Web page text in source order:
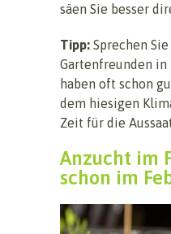
säen Sie besser
Tipp: Sprechen
Gartenfreunden in
haben oft schon
dem hiesigen
Zeit für die
Anzucht im
schon im